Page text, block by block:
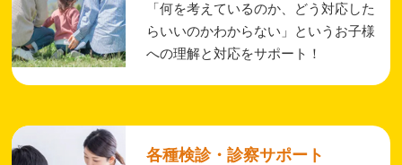
「何を考えているのか、どう対応した
らいいのかわからない」というお子様
への理解と対応をサポート！
各種検診・診察サポート